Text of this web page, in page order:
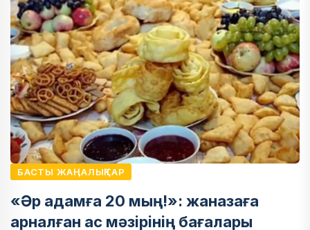
БАСТЫ ЖАҢАЛЫҚТАР
«Әр адамға 20 мың!»: жаназаға
арналған ас мәзірінің бағалары